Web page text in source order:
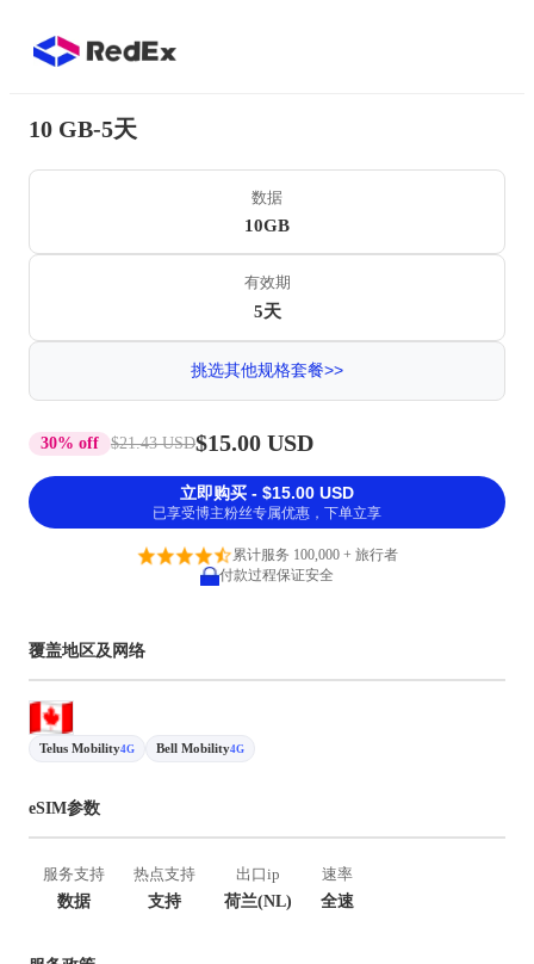
10 GB-5天
数据
10GB
有效期
5天
挑选其他规格套餐>>
30% off $21.43 USD$15.00 USD
立即购买 - $15.00 USD
已享受博主粉丝专属优惠，下单立享
累计服务 100,000 + 旅行者
付款过程保证安全
覆盖地区及网络
Telus Mobility4G Bell Mobility4G
eSIM参数
服务支持
数据
热点支持
支持
出口ip
荷兰(NL)
速率
全速